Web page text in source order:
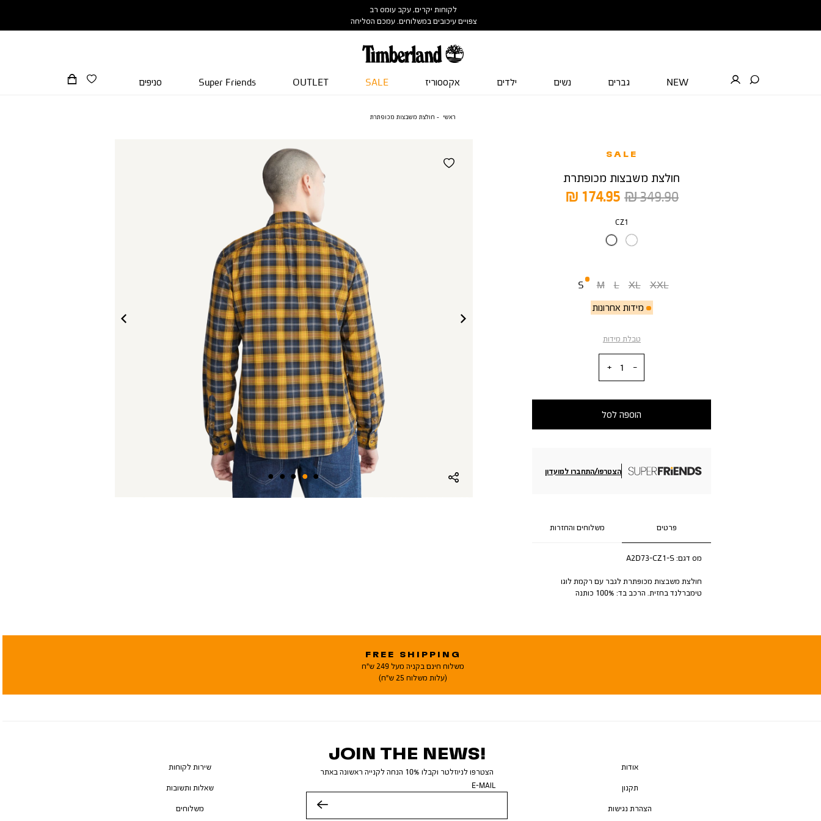
לקוחות יקרים, עקב עומס רב
צפויים עיכובים במשלוחים. עמכם הסליחה
NEW גברים נשים ילדים אקססוריז SALE
OUTLET
Super Friends סניפים
ראשי חולצת משבצות מכופתרת
SALE
חולצת משבצות מכופתרת
מחיר
מוצר
174.95 ₪
מחיר
349.90 ₪
צבע
CZ1
S
מידות אחרונות
M L XL XXL
טבלת מידות
הוספה לסל
הצטרפו/התחברו למועדון
פרטים משלוחים והחזרות
מס דגם:A2D73-CZ1-S
חולצת משבצות מכופתרת לגבר עם רקמת לוגו
טימברלנד בחזית. הרכב בד: 100% כותנה
FREE SHIPPING
משלוח חינם בקניה מעל 249 ש"ח
(עלות משלוח 25 ש"ח)
JOIN THE NEWS!
הצטרפו לניוזלטר וקבלו 10% הנחה לקנייה ראשונה באתר
E-MAIL
אודות
תקנון
הצהרת נגישות
שירות לקוחות
שאלות ותשובות
משלוחים